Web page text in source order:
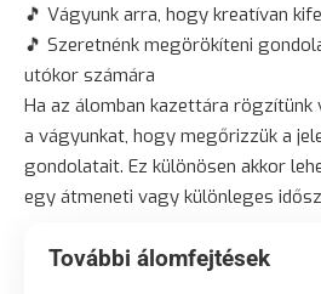
🎵 Vágyunk arra, hogy kreatívan
🎵 Szeretnénk megörökíteni
utókor számára
Ha az álomban kazettára rögzítünk
a vágyunkat, hogy megőrizzük a
gondolatait. Ez különösen akkor
egy átmeneti vagy különleges
További álomfejtések